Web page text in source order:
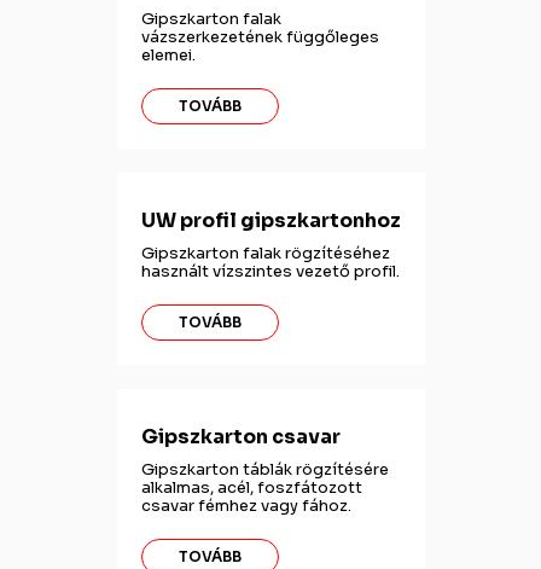
Gipszkarton falak
vázszerkezetének függőleges
elemei.
TOVÁBB
UW profil gipszkartonhoz
Gipszkarton falak rögzítéséhez
használt vízszintes vezető profil.
TOVÁBB
Gipszkarton csavar
Gipszkarton táblák rögzítésére
alkalmas, acél, foszfátozott
csavar fémhez vagy fához.
TOVÁBB